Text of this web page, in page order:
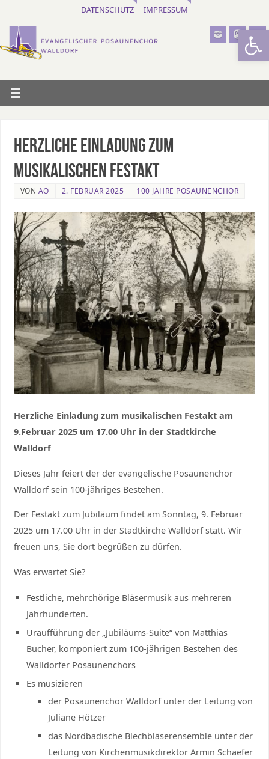
DATENSCHUTZ IMPRESSUM
Herzliche Einladung zum
musikalischen Festakt
VON AO 2. FEBRUAR 2025 100 JAHRE POSAUNENCHOR
Herzliche Einladung zum musikalischen Festakt am
9.Februar 2025 um 17.00 Uhr in der Stadtkirche
Walldorf
Dieses Jahr feiert der der evangelische Posaunenchor
Walldorf sein 100-jähriges Bestehen.
Der Festakt zum Jubiläum findet am Sonntag, 9. Februar
2025 um 17.00 Uhr in der Stadtkirche Walldorf statt. Wir
freuen uns, Sie dort begrüßen zu dürfen.
Was erwartet Sie?
Festliche, mehrchörige Bläsermusik aus mehreren
Jahrhunderten.
Uraufführung der „Jubiläums-Suite“ von Matthias
Bucher, komponiert zum 100-jährigen Bestehen des
Walldorfer Posaunenchors
Es musizieren
der Posaunenchor Walldorf unter der Leitung von
Juliane Hötzer
das Nordbadische Blechbläserensemble unter der
Leitung von Kirchenmusikdirektor Armin Schaefer